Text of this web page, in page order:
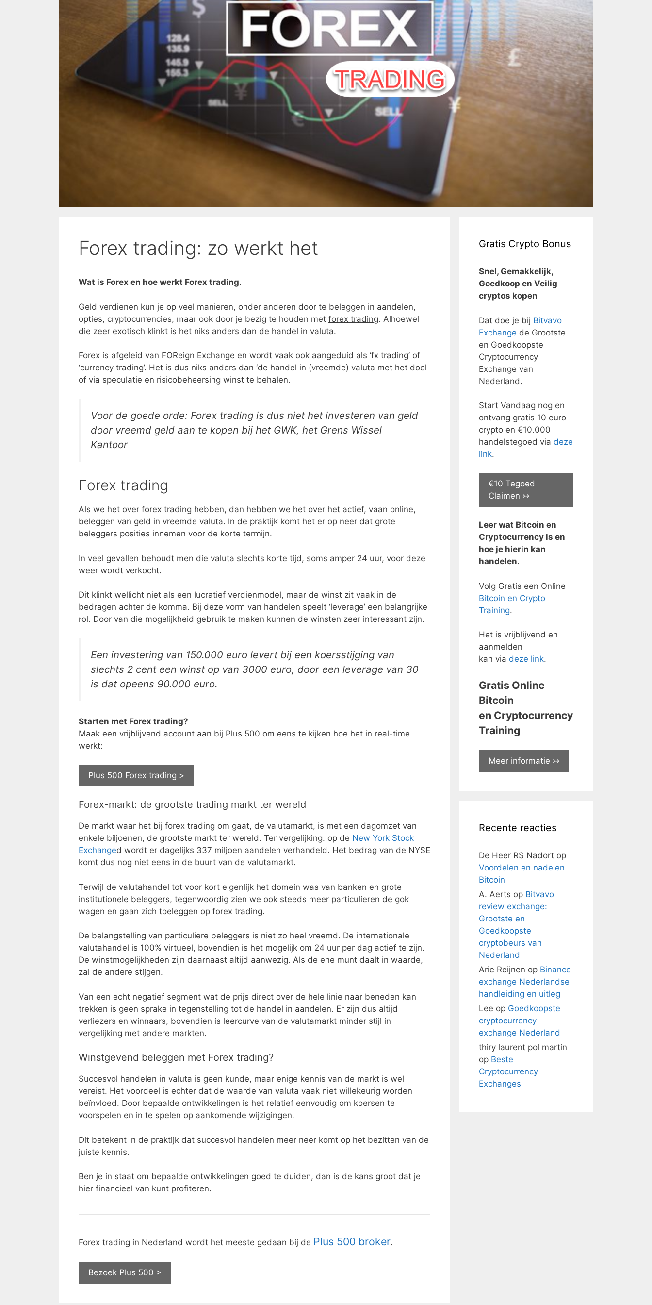
Forex trading: zo werkt het
Wat is Forex en hoe werkt Forex trading.
Geld verdienen kun je op veel manieren, onder anderen door te beleggen in aandelen,
opties, cryptocurrencies, maar ook door je bezig te houden met forex trading. Alhoewel
die zeer exotisch klinkt is het niks anders dan de handel in valuta.
Forex is afgeleid van FOReign Exchange en wordt vaak ook aangeduid als ‘fx trading’ of
‘currency trading’. Het is dus niks anders dan ‘de handel in (vreemde) valuta met het doel
of via speculatie en risicobeheersing winst te behalen.
Voor de goede orde: Forex trading is dus niet het investeren van geld
door vreemd geld aan te kopen bij het GWK, het Grens Wissel
Kantoor
Forex trading
Als we het over forex trading hebben, dan hebben we het over het actief, vaan online,
beleggen van geld in vreemde valuta. In de praktijk komt het er op neer dat grote
beleggers posities innemen voor de korte termijn.
In veel gevallen behoudt men die valuta slechts korte tijd, soms amper 24 uur, voor deze
weer wordt verkocht.
Dit klinkt wellicht niet als een lucratief verdienmodel, maar de winst zit vaak in de
bedragen achter de komma. Bij deze vorm van handelen speelt ‘leverage’ een belangrijke
rol. Door van die mogelijkheid gebruik te maken kunnen de winsten zeer interessant zijn.
Een investering van 150.000 euro levert bij een koersstijging van
slechts 2 cent een winst op van 3000 euro, door een leverage van 30
is dat opeens 90.000 euro.
Starten met Forex trading?
Maak een vrijblijvend account aan bij Plus 500 om eens te kijken hoe het in real-time
werkt:
Plus 500 Forex trading >
Forex-markt: de grootste trading markt ter wereld
De markt waar het bij forex trading om gaat, de valutamarkt, is met een dagomzet van
enkele biljoenen, de grootste markt ter wereld. Ter vergelijking: op de New York Stock
Exchanged wordt er dagelijks 337 miljoen aandelen verhandeld. Het bedrag van de NYSE
komt dus nog niet eens in de buurt van de valutamarkt.
Terwijl de valutahandel tot voor kort eigenlijk het domein was van banken en grote
institutionele beleggers, tegenwoordig zien we ook steeds meer particulieren de gok
wagen en gaan zich toeleggen op forex trading.
De belangstelling van particuliere beleggers is niet zo heel vreemd. De internationale
valutahandel is 100% virtueel, bovendien is het mogelijk om 24 uur per dag actief te zijn.
De winstmogelijkheden zijn daarnaast altijd aanwezig. Als de ene munt daalt in waarde,
zal de andere stijgen.
Van een echt negatief segment wat de prijs direct over de hele linie naar beneden kan
trekken is geen sprake in tegenstelling tot de handel in aandelen. Er zijn dus altijd
verliezers en winnaars, bovendien is leercurve van de valutamarkt minder stijl in
vergelijking met andere markten.
Winstgevend beleggen met Forex trading?
Succesvol handelen in valuta is geen kunde, maar enige kennis van de markt is wel
vereist. Het voordeel is echter dat de waarde van valuta vaak niet willekeurig worden
beïnvloed. Door bepaalde ontwikkelingen is het relatief eenvoudig om koersen te
voorspelen en in te spelen op aankomende wijzigingen.
Dit betekent in de praktijk dat succesvol handelen meer neer komt op het bezitten van de
juiste kennis.
Ben je in staat om bepaalde ontwikkelingen goed te duiden, dan is de kans groot dat je
hier financieel van kunt profiteren.
Forex trading in Nederland wordt het meeste gedaan bij de Plus 500 broker.
Bezoek Plus 500 >
Gratis Crypto Bonus
Snel, Gemakkelijk,
Goedkoop en Veilig
cryptos kopen
Dat doe je bij Bitvavo
Exchange de Grootste
en Goedkoopste
Cryptocurrency
Exchange van
Nederland.
Start Vandaag nog en
ontvang gratis 10 euro
crypto en €10.000
handelstegoed via deze
link.
€10 Tegoed
Claimen ↣
Leer wat Bitcoin en
Cryptocurrency is en
hoe je hierin kan
handelen.
Volg Gratis een Online
Bitcoin en Crypto
Training.
Het is vrijblijvend en
aanmelden
kan via deze link.
Gratis Online
Bitcoin
en Cryptocurrency
Training
Meer informatie ↣
Recente reacties
De Heer RS Nadort op
Voordelen en nadelen
Bitcoin
A. Aerts op Bitvavo
review exchange:
Grootste en
Goedkoopste
cryptobeurs van
Nederland
Arie Reijnen op Binance
exchange Nederlandse
handleiding en uitleg
Lee op Goedkoopste
cryptocurrency
exchange Nederland
thiry laurent pol martin
op Beste
Cryptocurrency
Exchanges